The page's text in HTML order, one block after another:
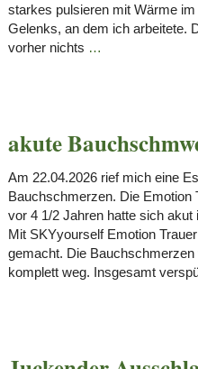
starkes pulsieren mit Wärme
Gelenks, an dem ich arbeitete.
vorher nichts …
akute
Am 22.04.2026 rief mich eine
Bauchschmerzen. Die Emotion
vor 4 1/2 Jahren hatte sich
Mit SKYyourself Emotion
gemacht. Die
komplett weg. Insgesamt